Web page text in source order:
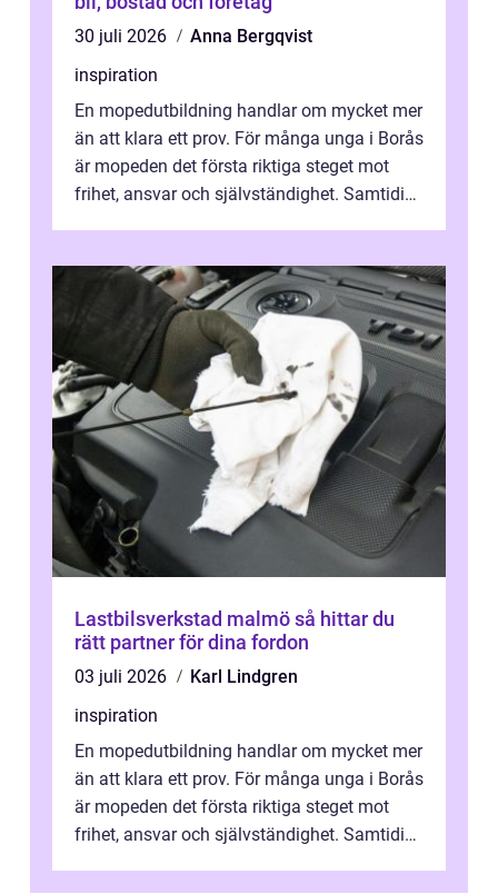
30 juli 2026
Anna Bergqvist
inspiration
En mopedutbildning handlar om mycket mer
än att klara ett prov. För många unga i Borås
är mopeden det första riktiga steget mot
frihet, ansvar och självständighet. Samtidigt
Lastbilsverkstad malmö så hittar du
rätt partner för dina fordon
03 juli 2026
Karl Lindgren
inspiration
En mopedutbildning handlar om mycket mer
än att klara ett prov. För många unga i Borås
är mopeden det första riktiga steget mot
frihet, ansvar och självständighet. Samtidigt